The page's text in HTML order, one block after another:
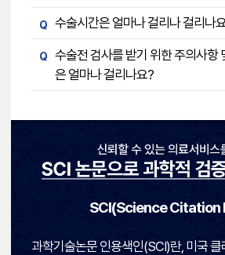
Q 수술시간은 얼마나 걸리나 걸리나
Q
수술전 검사를 받기 위한 주의사항
은 얼마나 걸리나요?
SCI(Science Citation
과학기술논문 인용색인(SCI)란, 미국